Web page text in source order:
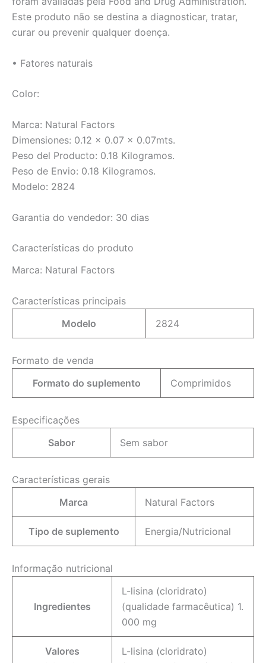
Este produto não se destina a diagnosticar, tratar,
curar ou prevenir qualquer doença.
• Fatores naturais
Color:
Marca: Natural Factors
Dimensiones: 0.12 x 0.07 x 0.07mts.
Peso del Producto: 0.18 Kilogramos.
Peso de Envio: 0.18 Kilogramos.
Modelo: 2824
Garantia do vendedor: 30 dias
Características do produto
Marca: Natural Factors
Características principais
Modelo
2824
Formato de venda
Formato do suplemento
Comprimidos
Especificações
Sabor
Sem sabor
Características gerais
Marca
Natural Factors
Tipo de suplemento Energia/Nutricional
Informação nutricional
Ingredientes
L-lisina (cloridrato)
(qualidade farmacêutica) 1.
000 mg
Valores
L-lisina (cloridrato)